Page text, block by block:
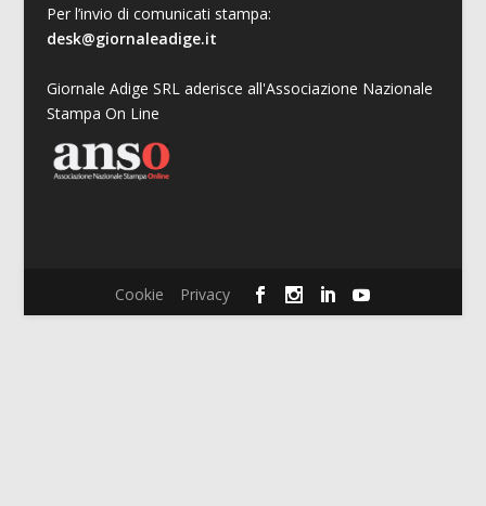
Per l’invio di comunicati stampa:
desk@giornaleadige.it
Giornale Adige SRL aderisce all'Associazione Nazionale
Stampa On Line
Cookie Privacy